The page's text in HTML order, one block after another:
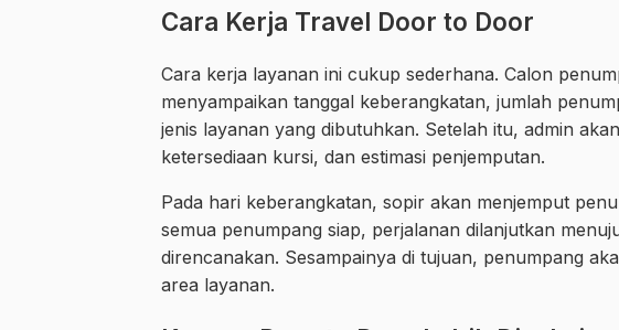
Cara Kerja Travel Door to Door
Cara kerja layanan ini cukup sederhana. Calon
menyampaikan tanggal keberangkatan, jumlah
jenis layanan yang dibutuhkan. Setelah itu, admin
ketersediaan kursi, dan estimasi penjemputan.
Pada hari keberangkatan, sopir akan menjemput
semua penumpang siap, perjalanan dilanjutkan
direncanakan. Sesampainya di tujuan, penumpang
area layanan.